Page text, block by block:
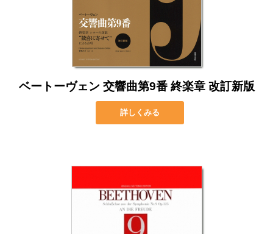
ベートーヴェン 交響曲第9番 終楽章 改訂新版
詳しくみる